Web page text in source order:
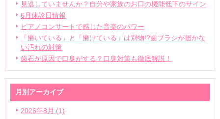
見逃していませんか？自分や家族のお口の機能低下のサイン
6月休診日情報
ピアノコンサートで感じた音楽のパワー
「磨いている」と「磨けている」は別物!?歯ブラシが届かな
い汚れの対策
歯石が原因で口臭がする？口臭対策も徹底解説！
月別アーカイブ
2026年8月 (1)